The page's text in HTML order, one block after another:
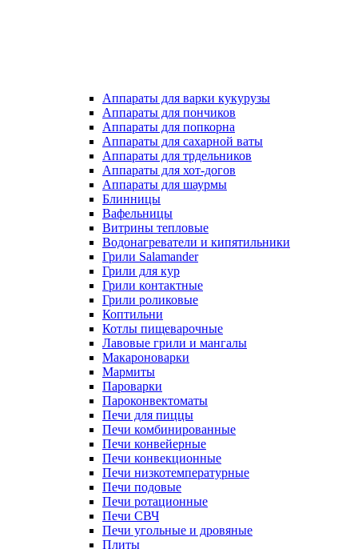
Аппараты для варки кукурузы
Аппараты для пончиков
Аппараты для попкорна
Аппараты для сахарной ваты
Аппараты для трдельников
Аппараты для хот-догов
Аппараты для шаурмы
Блинницы
Вафельницы
Витрины тепловые
Водонагреватели и кипятильники
Грили Salamander
Грили для кур
Грили контактные
Грили роликовые
Коптильни
Котлы пищеварочные
Лавовые грили и мангалы
Макароноварки
Мармиты
Пароварки
Пароконвектоматы
Печи для пиццы
Печи комбинированные
Печи конвейерные
Печи конвекционные
Печи низкотемпературные
Печи подовые
Печи ротационные
Печи СВЧ
Печи угольные и дровяные
Плиты